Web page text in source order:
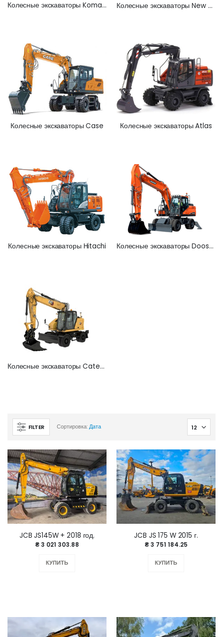
Колесные экскаваторы Komatsu Колесные экскаваторы New Holland
Колесные экскаваторы Case Колесные экскаваторы Atlas
Колесные экскаваторы Hitachi Колесные экскаваторы Doosan
Колесные экскаваторы Caterpillar
FILTER Сортировка:Дата
JCB JS145W + 2018 год.
₴ 3 021 303.88
КУПИТЬ
JCB JS 175 W 2015 г.
₴ 3 751 184.25
КУПИТЬ